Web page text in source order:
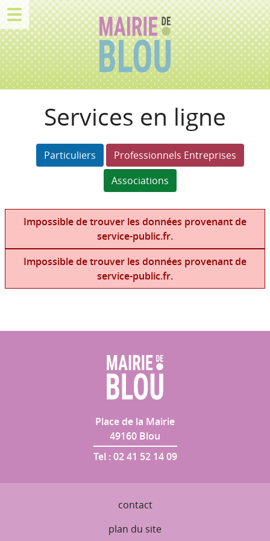
Services en ligne
Particuliers
Professionnels Entreprises
Associations
Impossible de trouver les données provenant de
service-public.fr.
Impossible de trouver les données provenant de
service-public.fr.
Place de la Mairie
49160 Blou
Tel : 02 41 52 14 09
contact
plan du site